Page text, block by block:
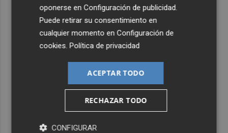
oponerse enConfiguración de publicidad.
Puede retirar su consentimiento en
cualquier momento enConfiguración de
cookies.Política de privacidad
ACEPTAR TODO
RECHAZAR TODO
CONFIGURAR